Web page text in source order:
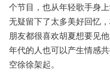
个节目，也从年轻歌手身
无疑留下了太多美好回忆
朋友都很喜欢胡夏想要见
年代的人也可以产生情感
空徐徐架起。